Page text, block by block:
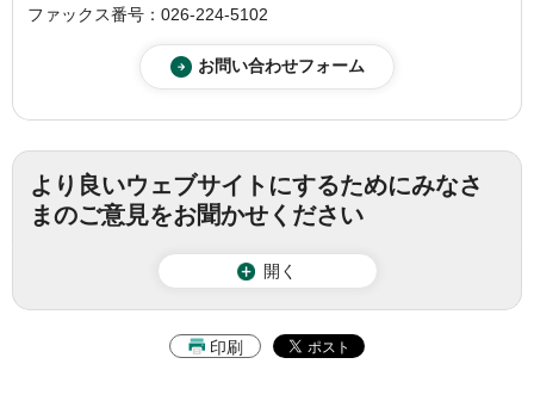
ファックス番号：026-224-5102
より良いウェブサイトにするためにみなさ
まのご意見をお聞かせください
開く
印刷